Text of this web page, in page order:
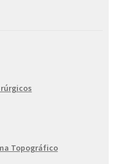
Topográfico